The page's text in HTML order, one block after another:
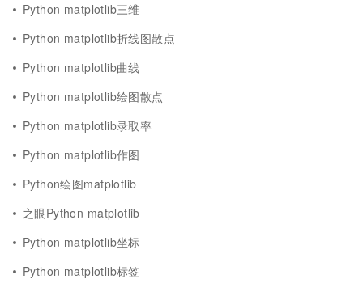
Python matplotlib三维
Python matplotlib折线图散点
Python matplotlib曲线
Python matplotlib绘图散点
Python matplotlib录取率
Python matplotlib作图
Python绘图matplotlib
之眼Python matplotlib
Python matplotlib坐标
Python matplotlib标签